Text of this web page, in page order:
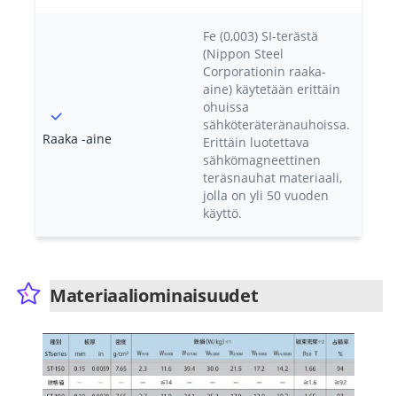
Raaka -aine
Fe (0,003) SI-terästä
(Nippon Steel
Corporationin raaka-
aine) käytetään erittäin
ohuissa
sähköteräteränauhoissa.
Erittäin luotettava
sähkömagneettinen
teräsnauhat materiaali,
jolla on yli 50 vuoden
käyttö.
Materiaaliominaisuudet